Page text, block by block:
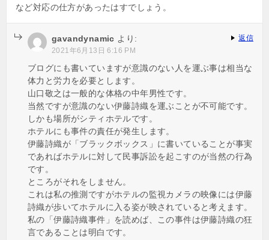
など対応の仕方があったはすでしょう。
gavandynamic より:
2021年6月13日 6:16 PM
ブログにも書いていますが意識のない人を運ぶ事は相当な
体力と労力を必要とします。
山口敬之は一般的な体格の中年男性です。
当然ですが意識のない伊藤詩織を運ぶことが不可能です。
しかも場所がシティホテルです。
ホテルにも事件の責任が発生します。
伊藤詩織が「ブラックボックス」に書いていることが事実
であればホテルに対して民事訴訟を起こすのが当然の行為
です。
ところがそれをしません。
これは私の推測ですがホテルの監視カメラの映像には伊藤
詩織が歩いてホテルに入る姿が映されていると考えます。
私の「伊藤詩織事件」を読めば、この事件は伊藤詩織の狂
言であることは明白です。
返信